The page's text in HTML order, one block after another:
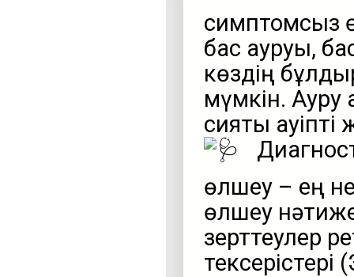
симптомсыз
бас ауруы,
көздің
мүмкін. Ауру
сияқты
өлшеу – ең
өлшеу
зерттеулер